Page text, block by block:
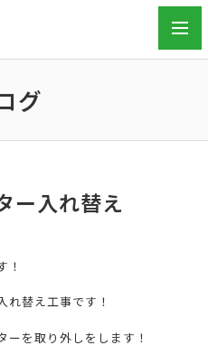
グ
ー入れ替え
！
れ替え工事です！
ーを取り外しをします！